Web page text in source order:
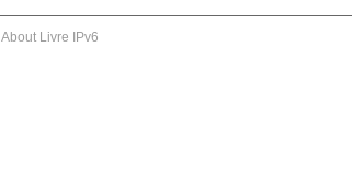
About Livre IPv6